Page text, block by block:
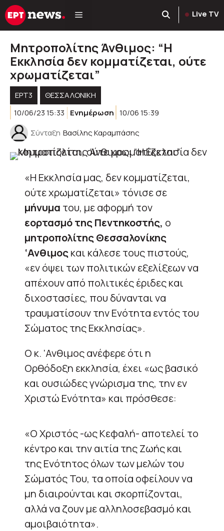
Μετάβαση
σε
Live TV
Μητροπολίτης Άνθιμος: “Η
Εκκλησία δεν κομματίζεται, ούτε
χρωματίζεται”
ΕΡΤ3
ΘΕΣΣΑΛΟΝΙΚΗ
10/06/23 15:33
Ενημέρωση 10/06 15:39
Σύνταξη Βασίλης Καραμπάσης
«Η Εκκλησία μας, δεν κομματίζεται,
ούτε χρωματίζεται» τόνισε σε
μήνυμα του, με αφορμή τον
εορτασμό της Πεντηκοστής, ο
μητροπολίτης Θεσσαλονίκης
‘Ανθιμοςκαι κάλεσε τους πιστούς,
«εν όψει των πολιτικών εξελίξεων να
απέχουν από πολιτικές έριδες και
διχοστασίες, που δύνανται να
τραυματίσουν την Ενότητα εντός του
Σώματος της Εκκλησίας».
Ο κ. ‘Ανθιμος ανέφερε ότι η
Ορθόδοξη εκκλησία, έχει «ως βασικό
και ουσιώδες γνώρισμα της, την εν
Χριστώ Ενότητα» και πρόσθεσε:
«Ο Χριστός -ως Κεφαλή- αποτελεί το
κέντρο και την αιτία της Ζωής και
της Ενότητος όλων των μελών του
Σώματός Του, τα οποία οφείλουν να
μη διαιρούνται και σκορπίζονται,
αλλά να ζουν με αλληλοσεβασμό και
αμοιβαιότητα».